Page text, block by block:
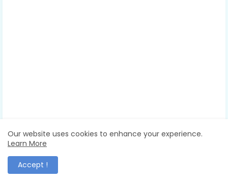
Our website uses cookies to enhance your experience.
Learn More
Accept !